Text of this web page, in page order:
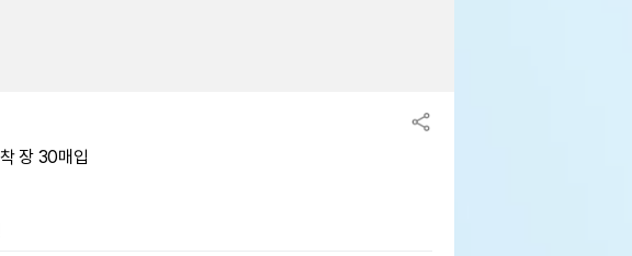
장 30매입